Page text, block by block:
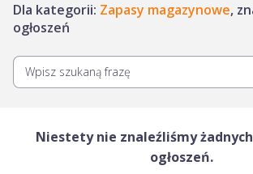
Dla kategorii: Zapasy magazynowe,
ogłoszeń
Niestety nie znaleźliśmy
ogłoszeń.